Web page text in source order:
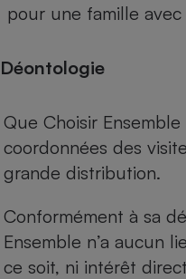
pour une famille
Déontologie
Que Choisir
coordonnées des
grande distribution.
Conformément à sa
Ensemble n’a aucun
ce soit, ni intérêt